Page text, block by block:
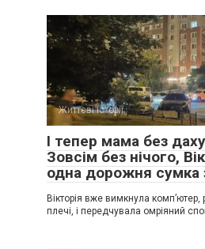
Життєві історії
І тепер мама без
Зовсім без нічого,
одна дорожня сумка
Вікторія вже вимкнула
плечі, і передчувала омріяний